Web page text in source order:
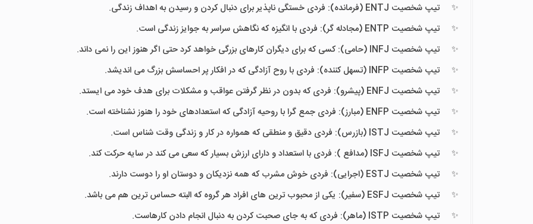
تیپ شخصیت ENTJ (فرمانده): فردی خستگی ناپذیر برای دنبال کردن و رسیدن به اهداف زندگی.
تیپ شخصیت ENTP (مجادله گر): فردی با انگیزه که نگاهش سراسر به جوایز زندگی است.
تیپ شخصیت INFJ (حامی): کسی که برای دیگران کارهای بزرگی خواهد کرد حتی اگر هنوز این را نمی داند.
تیپ شخصیت INFP (تسهل کننده): فردی با روح آزادگی که در افکار پر احساسش بزرگ می اندیشد.
تیپ شخصیت ENFJ (پیشرو): فردی که بدون در نظر گرفتن عواقب و مشکلات برای هدف خود می ایستد.
تیپ شخصیت ENFP (مبارز): فردی جمع گرا با روحیه آزادگی که استعدادهای خود را هنوز نشناخته است.
تیپ شخصیت ISTJ (بازرس): فردی دقیق و منطقی که همواره در کار و زندگی وقت شناس است.
تیپ شخصیت ISFJ (مدافع ): فردی با استعداد و دارای ارزش بسیار که سعی می کند در سایه حرکت کند.
تیپ شخصیت ESTJ (اجرایی): فردی خوش مشرب که همه نزدیکان و دوستان او را دوست دارند.
تیپ شخصیت ESFJ (سفیر): یکی از محبوب ترین های افراد هر گروه که البته حساس ترین هم می باشد.
تیپ شخصیت ISTP (ماهر): فردی که به جای صحبت کردن به دنبال انجام دادن کارهاست.